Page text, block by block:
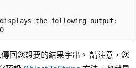
displays the following output:
傳回您想要的結果字串。 請注意，您